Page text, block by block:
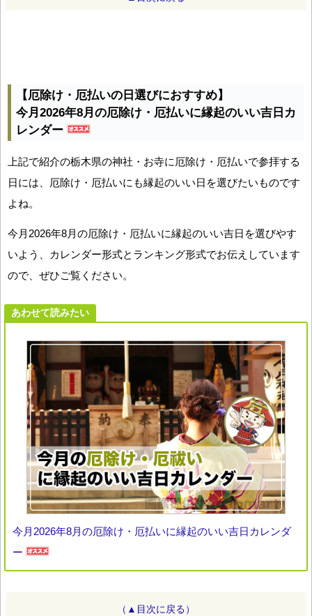
【厄除け・厄払いの日選びにおすすめ】
今月2026年8月の厄除け・厄払いに縁起のいい吉日カ
レンダー
上記で紹介の栃木県の神社・お寺に厄除け・厄払いで参拝する
日には、厄除け・厄払いにも縁起のいい日を選びたいものです
よね。
今月2026年8月の厄除け・厄払いに縁起のいい吉日を選びやす
いよう、カレンダー形式とランキング形式でお伝えしています
ので、ぜひご覧ください。
あわせて読みたい
今月2026年8月の厄除け・厄払いに縁起のいい吉日カレンダ
ー
（▲目次に戻る）